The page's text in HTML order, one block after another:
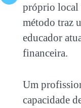
próprio local
método traz
educador
financeira.
Um
capacidade